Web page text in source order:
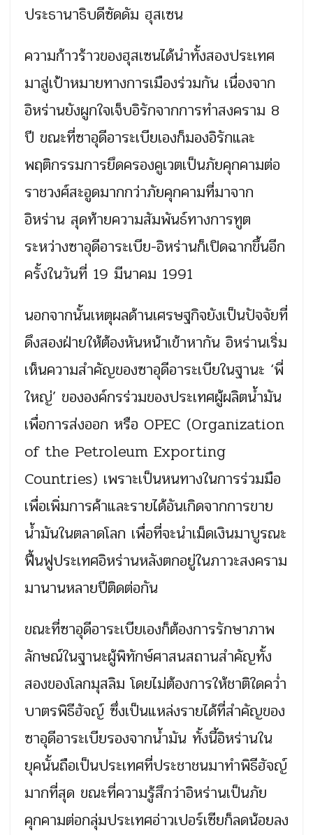
ประธานาธิบดีซัดดัม ฮุสเซน
ความก้าวร้าวของฮุสเซนได้นำทั้งสองประเทศ
มาสู่เป้าหมายทางการเมืองร่วมกัน เนื่องจาก
อิหร่านยังผูกใจเจ็บอิรักจากการทำสงคราม 8
ปี ขณะที่ซาอุดีอาระเบียเองก็มองอิรักและ
พฤติกรรมการยึดครองคูเวตเป็นภัยคุกคามต่อ
ราชวงศ์สะอูดมากกว่าภัยคุกคามที่มาจาก
อิหร่าน สุดท้ายความสัมพันธ์ทางการทูต
ระหว่างซาอุดีอาระเบีย-อิหร่านก็เปิดฉากขึ้นอีก
ครั้งในวันที่ 19 มีนาคม 1991
นอกจากนั้นเหตุผลด้านเศรษฐกิจยังเป็นปัจจัยที่
ดึงสองฝ่ายให้ต้องหันหน้าเข้าหากัน อิหร่านเริ่ม
เห็นความสำคัญของซาอุดีอาระเบียในฐานะ ‘พี่
ใหญ่’ ขององค์กรร่วมของประเทศผู้ผลิตน้ำมัน
เพื่อการส่งออก หรือ OPEC (Organization
of the Petroleum Exporting
Countries) เพราะเป็นหนทางในการร่วมมือ
เพื่อเพิ่มการค้าและรายได้อันเกิดจากการขาย
น้ำมันในตลาดโลก เพื่อที่จะนำเม็ดเงินมาบูรณะ
ฟื้นฟูประเทศอิหร่านหลังตกอยู่ในภาวะสงคราม
มานานหลายปีติดต่อกัน
ขณะที่ซาอุดีอาระเบียเองก็ต้องการรักษาภาพ
ลักษณ์ในฐานะผู้พิทักษ์ศาสนสถานสำคัญทั้ง
สองของโลกมุสลิม โดยไม่ต้องการให้ชาติใดคว่ำ
บาตรพิธีฮัจญ์ ซึ่งเป็นแหล่งรายได้ที่สำคัญของ
ซาอุดีอาระเบียรองจากน้ำมัน ทั้งนี้อิหร่านใน
ยุคนั้นถือเป็นประเทศที่ประชาชนมาทำพิธีฮัจญ์
มากที่สุด ขณะที่ความรู้สึกว่าอิหร่านเป็นภัย
คุกคามต่อกลุ่มประเทศอ่าวเปอร์เซียก็ลดน้อยลง